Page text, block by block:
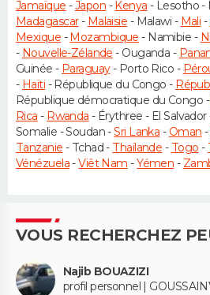
Jamaïque -Japon -Kenya - Lesotho -
Madagascar- Malaisie - Malawi - Mali -
Mexique -Mozambique - Namibie -
- Nouvelle-Zélande - Ouganda -
Guinée - Paraguay- Porto Rico -
- Haïti - République du Congo -
République démocratique du Congo -
Rica - Rwanda - Érythree - El
Somalie - Soudan -Sri Lanka - Oman -
Tanzanie - Tchad - Thaïlande - Togo -
Vénézuela-Viêt Nam -Yémen -
VOUS RECHERCHEZ
Najib BOUAZIZI
profil personnel |